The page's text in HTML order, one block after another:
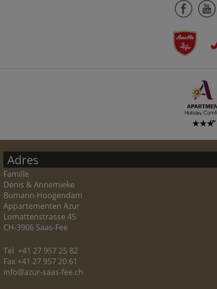
Adres
Famille
Denis & Annemieke
Bumann-Hoogendam
Appartementen Azur
Lomattenstrasse 45
CH-3906 Saas-Fee
Tel +41 27 957 25 82
Fax +41 27 957 20 61
info@azur-saas-fee.ch